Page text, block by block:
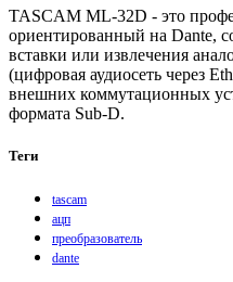
TASCAM ML-32D - это
ориентированный на Dante,
вставки или извлечения
(цифровая аудиосеть через
внешних коммутационных
формата Sub-D.
Теги
tascam
ацп
преобразователь
dante